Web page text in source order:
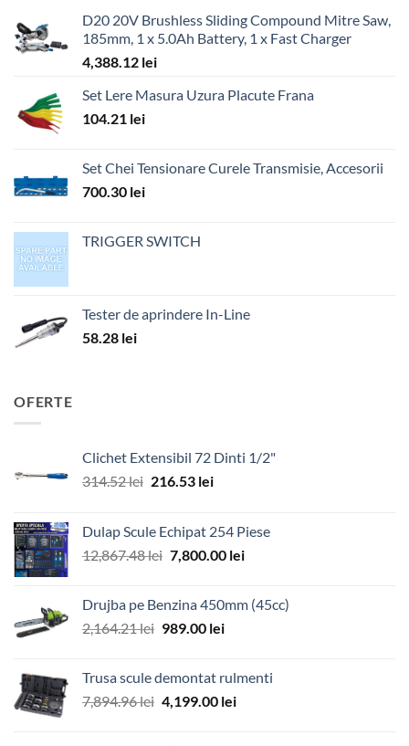
D20 20V Brushless Sliding Compound Mitre Saw,
185mm, 1 x 5.0Ah Battery, 1 x Fast Charger
4,388.12 lei
Set Lere Masura Uzura Placute Frana
104.21 lei
Set Chei Tensionare Curele Transmisie, Accesorii
700.30 lei
TRIGGER SWITCH
Tester de aprindere In-Line
58.28 lei
OFERTE
Clichet Extensibil 72 Dinti 1/2"
314.52lei Prețul
fost:
314.52 lei.
216.53 leiPrețul
216.53 lei.
Dulap Scule Echipat 254 Piese
12,867.48lei Prețul
fost:
12,867.48 lei.
7,800.00 leiPrețul
7,800.00 lei.
Drujba pe Benzina 450mm (45cc)
2,164.21lei Prețul
fost:
2,164.21 lei.
989.00 leiPrețul
989.00 lei.
Trusa scule demontat rulmenti
7,894.96lei Prețul
4,199.00 leiPrețul